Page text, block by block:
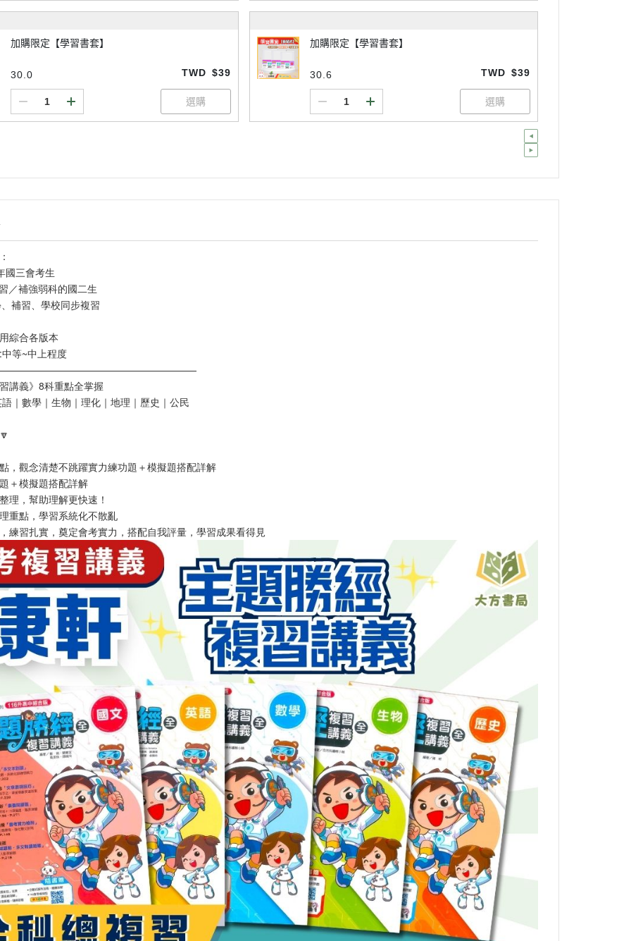
加購限定【學習書套】
30.0 TWD $39
加購限定【學習書套】
30.6 TWD $39
三會考生
／補強弱科的國二生
補習、學校同步複習
綜合各版本
等~中上程度
講義》8科重點全掌握
｜數學｜生物｜理化｜地理｜歷史｜公民
，觀念清楚不跳躍實力練功題＋模擬題搭配詳解
＋模擬題搭配詳解
理，幫助理解更快速！
重點，學習系統化不散亂
練習扎實，奠定會考實力，搭配自我評量，學習成果看得見